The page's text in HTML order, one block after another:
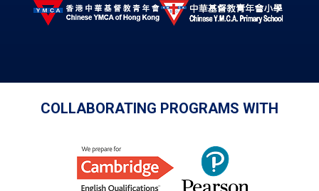
COLLABORATING PROGRAMS WITH